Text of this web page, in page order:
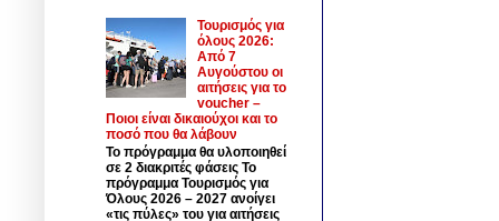
Τουρισμός για
όλους 2026:
Από 7
Αυγούστου οι
αιτήσεις για το
voucher –
Ποιοι είναι δικαιούχοι και το
ποσό που θα λάβουν
Το πρόγραμμα θα υλοποιηθεί
σε 2 διακριτές φάσεις Το
πρόγραμμα Τουρισμός για
Όλους 2026 – 2027 ανοίγει
«τις πύλες» του για αιτήσεις